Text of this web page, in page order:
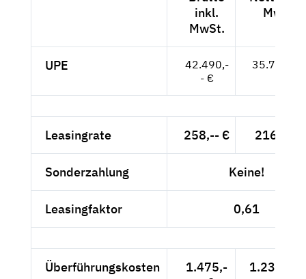
inkl.
MwSt.
MwSt.
UPE
42.490,-
- €
35.706,--
Leasingrate 258,-- € 216,81 €
Sonderzahlung Keine!
Leasingfaktor 0,61
Überführungskosten
1.475,-
1.239,50